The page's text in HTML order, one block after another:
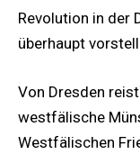
Revolution in der
überhaupt
Von Dresden
westfälische
Westfälischen